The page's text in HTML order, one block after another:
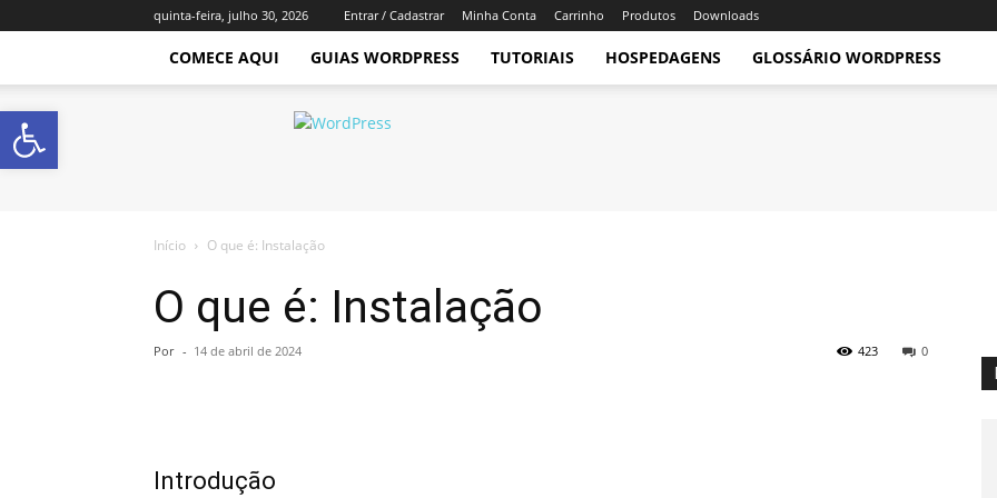
quinta-feira, julho 30, 2026 Entrar / Cadastrar Minha Conta Carrinho Produtos Downloads
COMECE AQUI GUIAS WORDPRESS TUTORIAIS HOSPEDAGENS GLOSSÁRIO WORDPRESS
Início O que é: Instalação
O que é: Instalação
Por - 14 de abril de 2024 0
423
Introdução
Abrir a barra de ferramentas